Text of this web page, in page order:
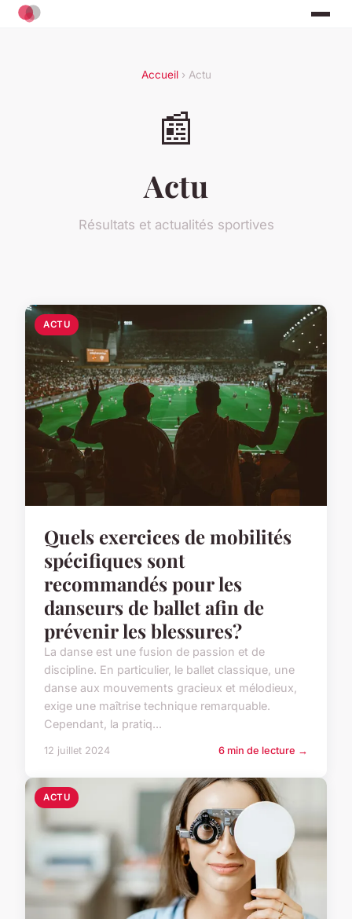
Accueil› Actu
📰
Actu
Résultats et actualités sportives
ACTU
Quels exercices de mobilités
spécifiques sont
recommandés pour les
danseurs de ballet afin de
prévenir les blessures?
La danse est une fusion de passion et de
discipline. En particulier, le ballet classique, une
danse aux mouvements gracieux et mélodieux,
exige une maîtrise technique remarquable.
Cependant, la pratiq...
12 juillet 2024 6 min de lecture →
ACTU